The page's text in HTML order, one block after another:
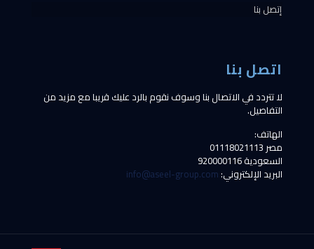
إتصل بنا
اتصل بنا
لا تتردد في الاتصال بنا وسوف نقوم بالرد عليك قريبا مع مزيد من
التفاصيل.
الهاتف:
مصر 01118021113
السعودية920000116
البريد الإلكتروني:info@aseel-group.com